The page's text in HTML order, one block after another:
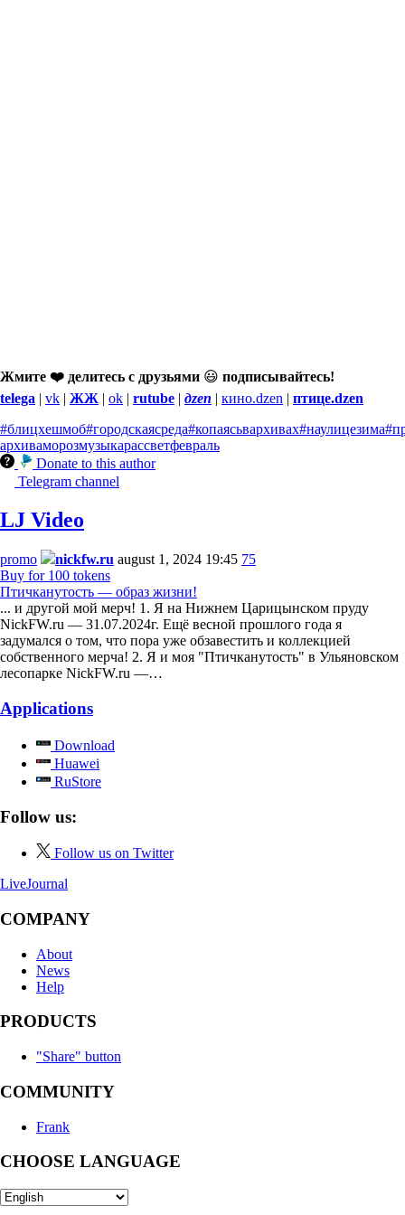
Жмите ❤️ делитесь с друзьями 😃 подписывайтесь!
telega | vk | ЖЖ | ok | rutube | дzen | кино.dzen | птице.dzen
#блицхешмоб#городскаясреда#копаясьвархивах#наулицезима
архиваморозмузыкарассветфевраль
Donate to this author
Telegram channel
LJ Video
promo nickfw.ru august 1, 2024 19:45 75
Buy for 100 tokens
Птичканутость — образ жизни!
... и другой мой мерч! 1. Я на Нижнем Царицынском пруду
NickFW.ru — 31.07.2024г. Ещё весной прошлого года я
задумался о том, что пора уже обзавестить и коллекцией
собственного мерча! 2. Я и моя "Птичканутость" в Ульяновском
лесопарке NickFW.ru —…
Applications
Download
Huawei
RuStore
Follow us:
Follow us on Twitter
LiveJournal
COMPANY
About
News
Help
PRODUCTS
"Share" button
COMMUNITY
Frank
CHOOSE LANGUAGE